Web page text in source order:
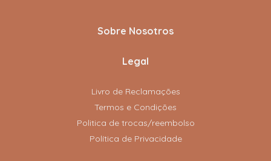
Sobre Nosotros
Legal
Livro de Reclamações
Termos e Condições
Politica de trocas/reembolso
Política de Privacidade